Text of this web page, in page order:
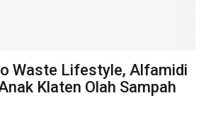
Waste Lifestyle, Alfamidi
Klaten Olah Sampah